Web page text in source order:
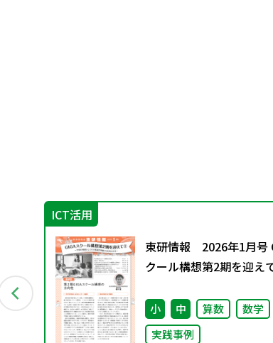
ICT活用
東研情報 2026年1月号
クール構想第2期を迎
小 中 算数 数学
実践事例